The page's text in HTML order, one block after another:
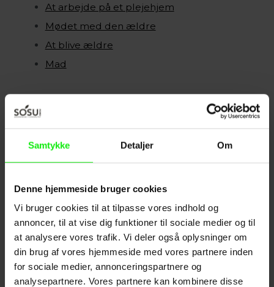
Samtykke Detaljer Om
Denne hjemmeside bruger cookies
Vi bruger cookies til at tilpasse vores indhold og
annoncer, til at vise dig funktioner til sociale medier og til
at analysere vores trafik. Vi deler også oplysninger om
din brug af vores hjemmeside med vores partnere inden
for sociale medier, annonceringspartnere og
analysepartnere. Vores partnere kan kombinere disse
At arbejde på et plejehjem
Mødet med den ældre
At blive ældre
Mad
Du kan tage modulerne i den rækkefølge, der
Vi anbefaler dog, at du starter medmodulet om
Det indeholder modulerne
Modulerne er en blanding af korte tekster,
videoer, interaktive opgaver og quizzer, der kan
give dig relevant viden i arbejdet på
plejehjemmet.